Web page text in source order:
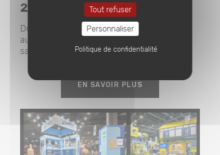
2026
Du 14 au 16 mars, Galis était présent
au Franchise Expo Paris 2026, l’un des
salons de référence dédié à la franchise...
EN SAVOIR PLUS
Tout refuser
Personnaliser
Politique de confidentialité